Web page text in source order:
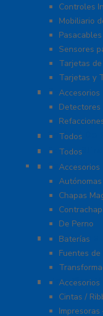
Controles
Mobiliario
Pasacables
Sensores
Tarjetas
Tarjetas y
Detectores
Accesorios
Control De
Todos
Equipo
Todos
Cerraduras
Accesorios
Chapas
De Perno
Fuentes de
Baterías
Fuentes
Accesorios
Cintas /
Impresoras